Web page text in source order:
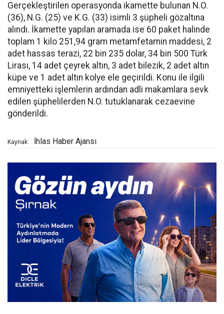
Gerçekleştirilen operasyonda ikamette bulunan N.O.
(36), N.G. (25) ve K.G. (33) isimli 3 şüpheli gözaltına
alındı. İkamette yapılan aramada ise 60 paket halinde
toplam 1 kilo 251,94 gram metamfetamin maddesi, 2
adet hassas terazi, 22 bin 235 dolar, 34 bin 500 Türk
Lirası, 14 adet çeyrek altın, 3 adet bilezik, 2 adet altın
küpe ve 1 adet altın kolye ele geçirildi. Konu ile ilgili
emniyetteki işlemlerin ardından adli makamlara sevk
edilen şüphelilerden N.O. tutuklanarak cezaevine
gönderildi.
Kaynak: İhlas Haber Ajansı